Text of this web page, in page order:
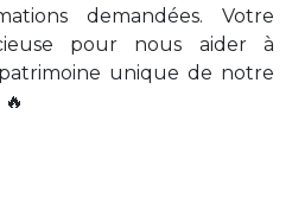
demandées. Votre
pour nous aider à
unique de notre